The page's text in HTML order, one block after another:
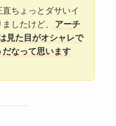
ちょっとダサいイ
したけど、
アーチ
見た目がオシャレで
なって思います